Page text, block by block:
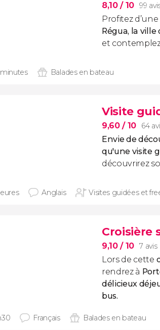
8,10/ 10 99
Profitez d’une
Régua, la
et
Balades en bateau
Visite
9,60/ 10 64
Envie de
qu'une visite
découvrirez
Anglais Visites guidées et
Croisière
9,10/ 10 7 avis
Lors de cette
rendrez à
délicieux
bus.
Français Balades en bateau